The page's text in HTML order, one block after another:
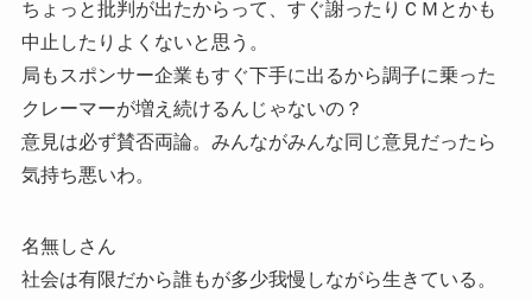
ちょっと批判が出たからって、すぐ謝ったりＣＭとかも
中止したりよくないと思う。
局もスポンサー企業もすぐ下手に出るから調子に乗った
クレーマーが増え続けるんじゃないの？
意見は必ず賛否両論。みんながみんな同じ意見だったら
気持ち悪いわ。
名無しさん
社会は有限だから誰もが多少我慢しながら生きている。